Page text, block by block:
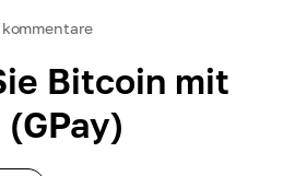
kommentare
Bitcoin mit